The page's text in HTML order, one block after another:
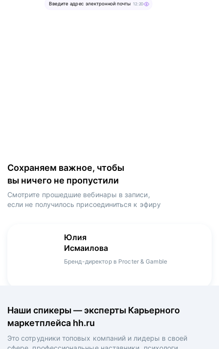
Введите адрес электронной почты 12:20
Сохраняем важное, чтобы
вы ничего не пропустили
Смотрите прошедшие вебинары в записи,
если не получилось присоединиться к эфиру
Юлия
Исмаилова
Бренд-директор в Procter & Gamble
Игорь
Зуриев
Руководитель ИТ-проектов, международный
Мария
Оборина
Менеджер продукта в hh.ru
Денис
Мерзлов
Креативный директор в XReady Lab, ex-КРОК
Даниил
Харламов
Head Product Manager в Ozon / ex-Huawei,
Наши спикеры — эксперты Карьерного
маркетплейса hh.ru
Это сотрудники топовых компаний и лидеры в своей